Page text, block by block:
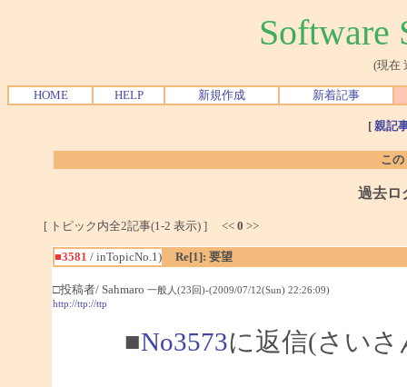
Software
(現在
HOME HELP 新規作成 新着記事
[ 親記
こ
過去ロ
[ トピック内全2記事(1-2 表示) ] << 0 >>
■3581 / inTopicNo.1) Re[1]: 要望
□投稿者/ Sahmaro 一般人(23回)-(2009/07/12(Sun) 22:26:09)
http://ttp://ttp
■No3573に返信(さいさ